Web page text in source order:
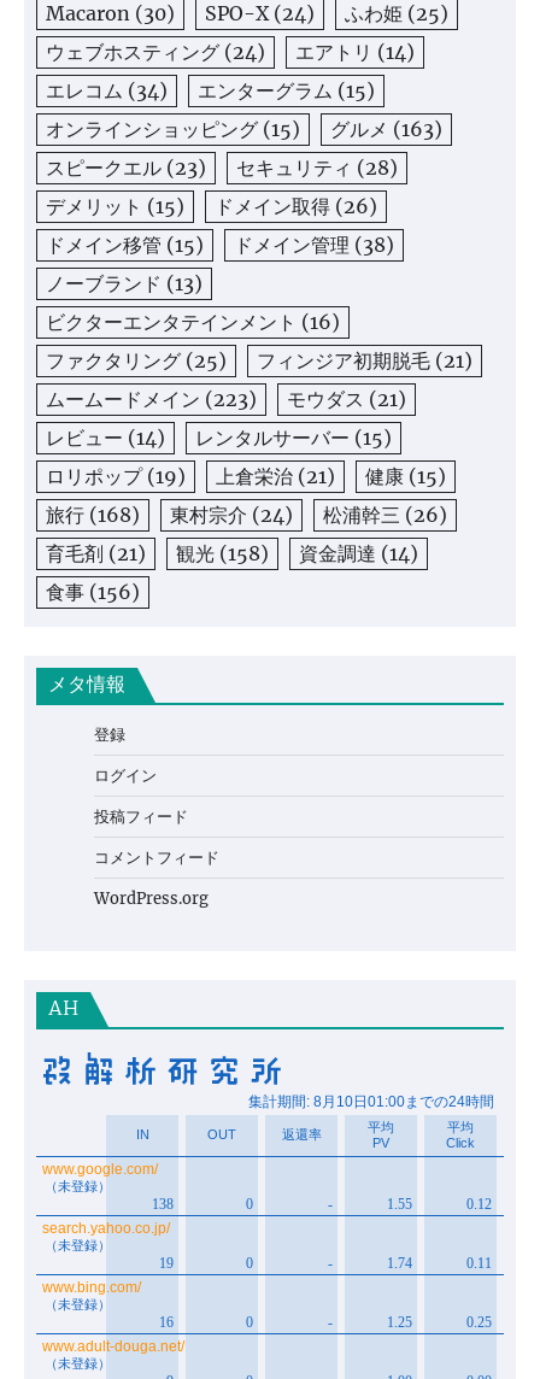
Macaron (30) SPO-X(24) ふわ姫 (25)
ウェブホスティング (24) エアトリ (14)
エレコム (34) エンターグラム (15)
オンラインショッピング (15) グルメ (163)
スピークエル (23) セキュリティ (28)
デメリット (15) ドメイン取得 (26)
ドメイン移管 (15) ドメイン管理 (38)
ノーブランド (13)
ビクターエンタテインメント (16)
ファクタリング (25) フィンジア初期脱毛 (21)
ムームードメイン (223) モウダス (21)
レビュー (14) レンタルサーバー (15)
ロリポップ(19) 上倉栄治 (21) 健康 (15)
旅行 (168) 東村宗介 (24) 松浦幹三 (26)
育毛剤 (21) 観光 (158) 資金調達 (14)
食事 (156)
メタ情報
登録
ログイン
投稿フィード
コメントフィード
WordPress.org
AH